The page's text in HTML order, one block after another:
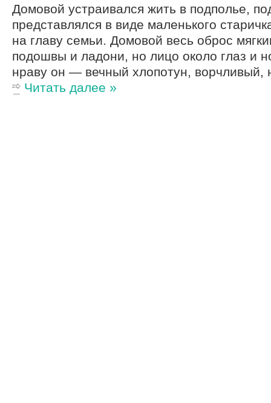
Домовой устраивался жить в подполье,
представлялся в виде маленького
на главу семьи. Домовой весь оброс
подошвы и ладони, но лицо около глаз и
нраву он — вечный хлопотун, ворчливый,
Читать далее »